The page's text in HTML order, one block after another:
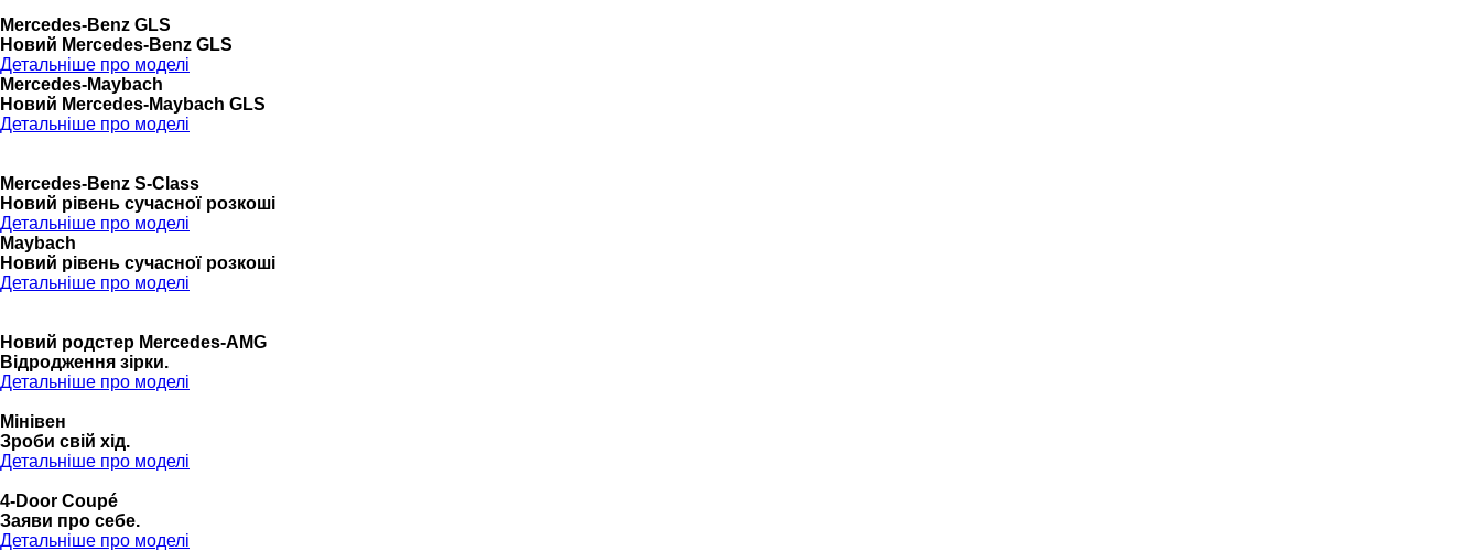
Mercedes-Benz GLS
Новий Mercedes-Benz GLS
Детальніше про моделі
Mercedes-Maybach
Новий Mercedes-Maybach GLS
Детальніше про моделі
Mercedes-Benz S-Class
Новий рівень сучасної розкоші
Детальніше про моделі
Maybach
Новий рівень сучасної розкоші
Детальніше про моделі
Новий родстер Mercedes-AMG
Відродження зірки.
Детальніше про моделі
Мінівен
Зроби свій хід.
Детальніше про моделі
4-Door Coupé
Заяви про себе.
Детальніше про моделі